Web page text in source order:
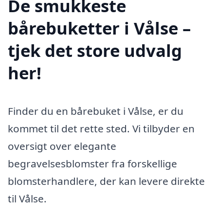
De smukkeste
bårebuketter i Vålse –
tjek det store udvalg
her!
Finder du en bårebuket i Vålse, er du
kommet til det rette sted. Vi tilbyder en
oversigt over elegante
begravelsesblomster fra forskellige
blomsterhandlere, der kan levere direkte
til Vålse.